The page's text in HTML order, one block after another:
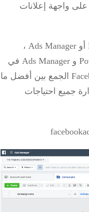
واجهة إعلانات
إذا كنت من مستخدمي Power Editor أو Ads Manager ،
فستلاحظ أنه تم الآن دمج Power Editor و Ads Manager في
يحاول Facebook Business Manager الجمع بين أفضل ما
جميع احتياجات